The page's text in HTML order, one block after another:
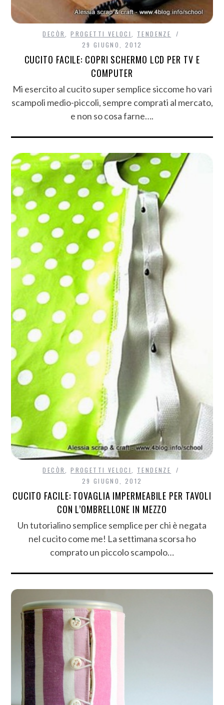
DECÒR ,PROGETTI VELOCI
TENDENZE
29 GIUGNO, 2012
CUCITO FACILE: COPRI SCHERMO LCD PER TV E
COMPUTER
Mi esercito al cucito super semplice siccome ho vari
scampoli medio-piccoli, sempre comprati al mercato,
e non so cosa farne….
DECÒR ,PROGETTI VELOCI
TENDENZE
29 GIUGNO, 2012
CUCITO FACILE: TOVAGLIA IMPERMEABILE PER TAVOLI
CON L’OMBRELLONE IN MEZZO
Un tutorialino semplice semplice per chi è negata
nel cucito come me! La settimana scorsa ho
comprato un piccolo scampolo…